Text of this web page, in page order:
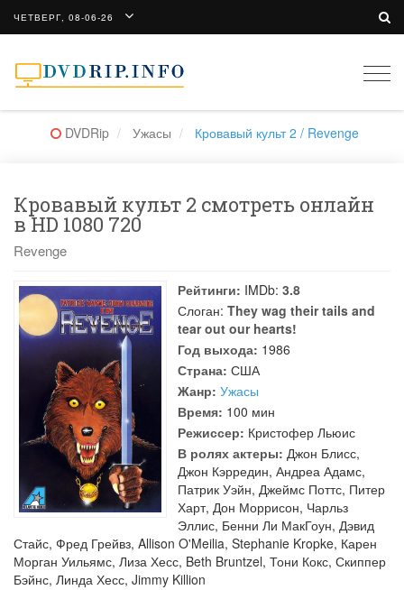
ЧЕТВЕРГ, 08-06-26
DVDRip Ужасы Кровавый культ 2 / Revenge
Кровавый культ 2 смотреть онлайн
в HD 1080 720
Revenge
Рейтинги: IMDb: 3.8
Слоган: They wag their tails and
tear out our hearts!
Год выхода: 1986
Страна: США
Жанр: Ужасы
Время: 100 мин
Режиссер: Кристофер Льюис
В ролях актеры: Джон Блисс,
Джон Кэрредин, Андреа Адамс,
Патрик Уэйн, Джеймс Поттс, Питер
Харт, Дон Моррисон, Чарльз
Эллис, Бенни Ли МакГоун, Дэвид
Стайс, Фред Грейвз, Allison O'Meilia, Stephanie Kropke, Карен
Морган Уильямс, Лиза Хесс, Beth Bruntzel, Тони Кокс, Скиппер
Бэйнс, Линда Хесс, Jimmy Killion